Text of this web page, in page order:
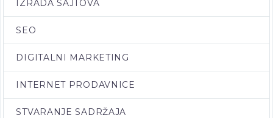
IZRADA SAJTOVA
SEO
DIGITALNI MARKETING
INTERNET PRODAVNICE
STVARANJE SADRŽAJA